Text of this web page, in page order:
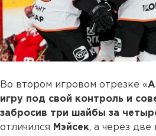
Во втором игровом отрезке «
игру под свой контроль и
забросив три шайбы за
отличился Мэйсек, а через две